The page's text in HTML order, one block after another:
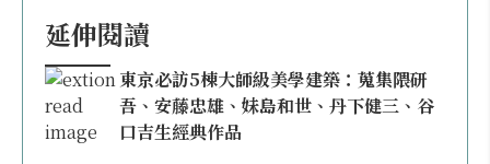
延伸閱讀
東京必訪5棟大師級美學建築：蒐集隈研
吾、安藤忠雄、妹島和世、丹下健三、谷
口吉生經典作品